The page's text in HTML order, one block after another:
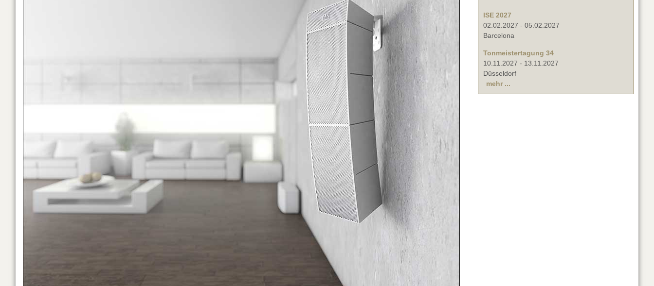
ISE 2027
02.02.2027 - 05.02.2027
Barcelona
Tonmeistertagung 34
10.11.2027 - 13.11.2027
Düsseldorf
mehr ...